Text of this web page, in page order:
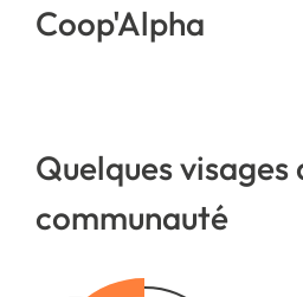
Coop'Alpha
Quelques visages
communauté